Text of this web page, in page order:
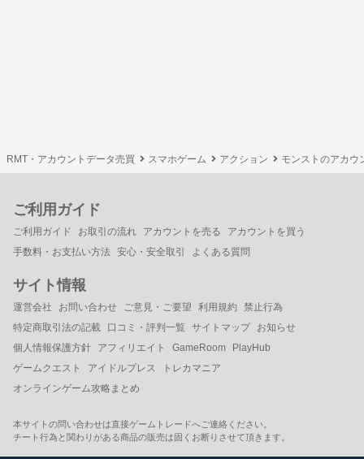
RMT・アカウントデータ売買 スマホゲーム アクション モンストのアカウ
ご利用ガイド
ご利用ガイド お取引の流れ アカウントを売る
アカウントを買う
手数料・お支払い方法 安心・安全取引 よくある質問
サイト情報
運営会社 お問い合わせ ご意見・ご要望 利用規約
禁止行為
特定商取引法の記載
口コミ・評判一覧 サイトマップ
お知らせ
個人情報保護方針
アフィリエイト GameRoom
PlayHub
ゲームクエスト
アイドルプレス
トレカマニア
オンラインゲーム攻略まとめ
本サイトの問い合わせは直接ゲームトレードへご連絡ください。
チート行為と関わりがある商品の販売は固くお断りさせて頂きます。